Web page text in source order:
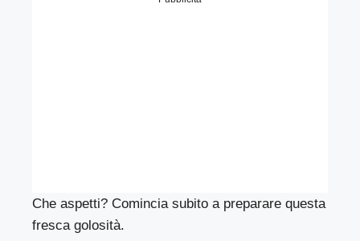
Che aspetti? Comincia subito a preparare questa
fresca golosità.